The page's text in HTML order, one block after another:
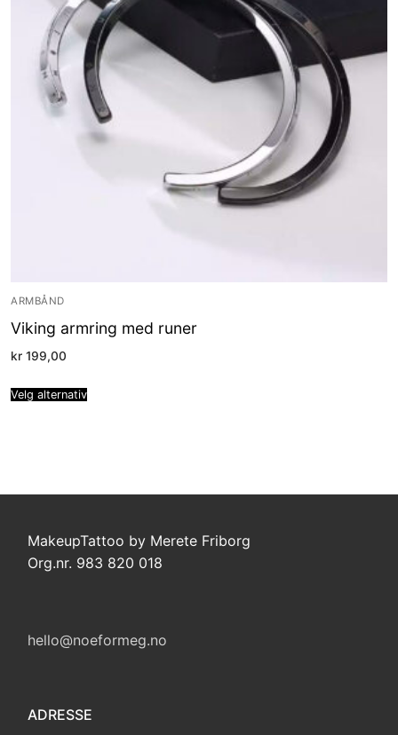
ARMBÅND
Viking armring med runer
kr 199,00
Velg alternativ
MakeupTattoo by Merete Friborg
Org.nr. 983 820 018
hello@noeformeg.no
ADRESSE